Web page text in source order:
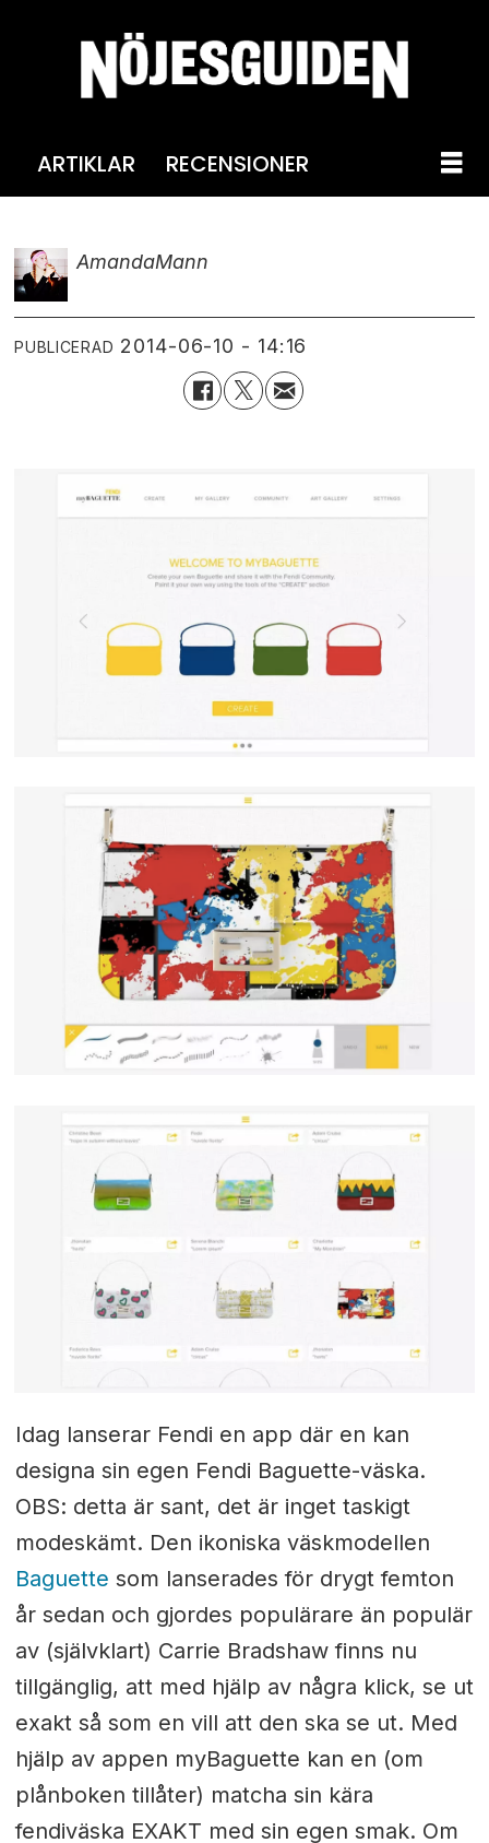
ARTIKLAR RECENSIONER
AmandaMann
PUBLICERAD 2014-06-10 - 14:16
Idag lanserar Fendi en app där en kan
designa sin egen Fendi Baguette-väska.
OBS: detta är sant, det är inget taskigt
modeskämt. Den ikoniska väskmodellen
Baguette som lanserades för drygt femton
år sedan och gjordes populärare än populär
av (självklart) Carrie Bradshaw finns nu
tillgänglig, att med hjälp av några klick, se ut
exakt så som en vill att den ska se ut. Med
hjälp av appen myBaguette kan en (om
plånboken tillåter) matcha sin kära
fendiväska EXAKT med sin egen smak. Om